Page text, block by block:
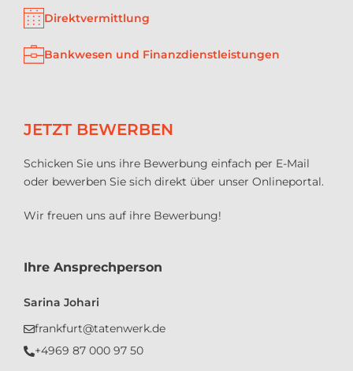
Direktvermittlung
Bankwesen und Finanzdienstleistungen
JETZT BEWERBEN
Schicken Sie uns ihre Bewerbung einfach per E-Mail
oder bewerben Sie sich direkt über unser Onlineportal.
Wir freuen uns auf ihre Bewerbung!
Ihre Ansprechperson
Sarina Johari
frankfurt@tatenwerk.de
+4969 87 000 97 50